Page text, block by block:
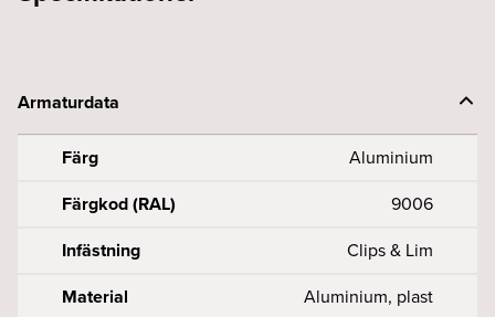
Armaturdata
Färg
Aluminium
Färgkod (RAL)
9006
Infästning
Clips & Lim
Material
Aluminium, plast